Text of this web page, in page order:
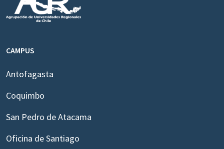
CAMPUS
Antofagasta
Coquimbo
San Pedro de Atacama
Oficina de Santiago